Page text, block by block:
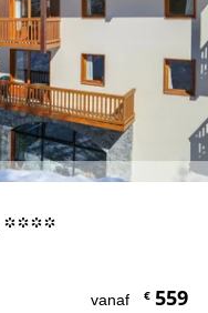
°°°°
vanaf €559